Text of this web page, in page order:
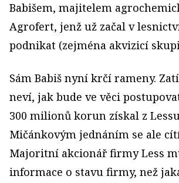
Babišem, majitelem
Agrofert, jenž už začal v
podnikat (zejména akvizicí
Sám Babiš nyní krčí rameny.
neví, jak bude ve věci
300 milionů korun získal z
Mičánkovým jednáním se ale
Majoritní akcionář firmy Less
informace o stavu firmy, než